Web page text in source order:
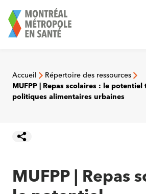
au
contenu
Accueil
Répertoire des ressources
MUFPP | Repas scolaires : le
politiques alimentaires urbaines
MUFPP | Repas